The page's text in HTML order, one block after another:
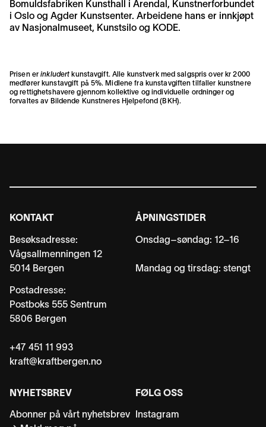
Bomuldsfabriken Kunsthall i Arendal, Kunstnerforbundet
i Oslo og Agder Kunstsenter. Arbeidene hans er innkjøpt
av Nasjonalmuseet, Kunstsilo og KODE.
Prisen erinkludert kunstavgift. Alle kunstverk med salgspris over kr 2000
medfører kunstavgift på 5%. Midlene fra kunstavgiften tilfaller kunstnere
og rettighetshavere gjennom kollektive og individuelle ordninger og
forvaltes av Bildende Kunstneres Hjelpefond (BKH).
KONTAKT
Besøksadresse:
Vågsallmenningen 12
5014 Bergen
Postadresse:
Postboks 555 Sentrum
5806 Bergen
+47 451 11 993
kraft@kraftbergen.no
ÅPNINGSTIDER
Onsdag–søndag: 12–16
Mandag og tirsdag: stengt
NYHETSBREV
Abonner på vårt nyhetsbrev
FØLG OSS
Instagram